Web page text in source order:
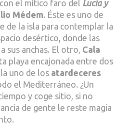
con el mítico faro del Lucía y
Médem. Éste es uno de
de la isla para contemplar la
desértico, donde las
sus anchas. El otro, Cala
playa encajonada entre dos
uno de los atardeceres
el Mediterráneo. ¿Un
y coge sitio, si no
de gente le reste magia